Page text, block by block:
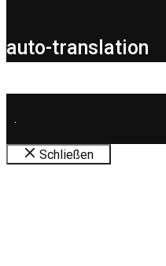
auto-translation
.
Schließen